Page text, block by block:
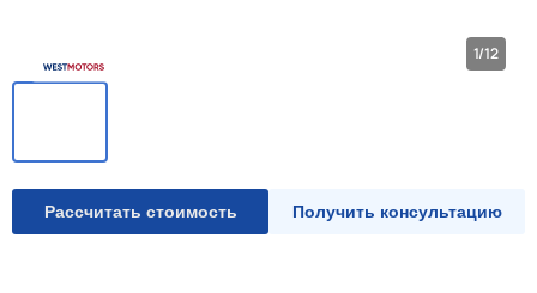
1/12
Рассчитать стоимость Получить консультацию